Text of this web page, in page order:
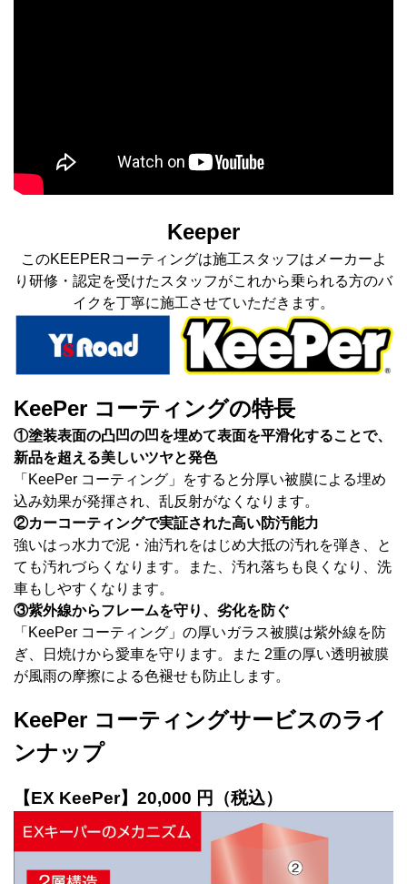
Keeper
このKEEPERコーティングは施工スタッフはメーカーよ
り研修・認定を受けたスタッフがこれから乗られる方のバ
イクを丁寧に施工させていただきます。
KeePer コーティングの特長
①塗装表面の凸凹の凹を埋めて表面を平滑化することで、
新品を超える美しいツヤと発色
「KeePer コーティング」をすると分厚い被膜による埋め
込み効果が発揮され、乱反射がなくなります。
②カーコーティングで実証された高い防汚能力
強いはっ水力で泥・油汚れをはじめ大抵の汚れを弾き、と
ても汚れづらくなります。また、汚れ落ちも良くなり、洗
車もしやすくなります。
③紫外線からフレームを守り、劣化を防ぐ
「KeePer コーティング」の厚いガラス被膜は紫外線を防
ぎ、日焼けから愛車を守ります。また 2重の厚い透明被膜
が風雨の摩擦による色褪せも防止します。
KeePer コーティングサービスのライ
ンナップ
【EX KeePer】20,000 円（税込）